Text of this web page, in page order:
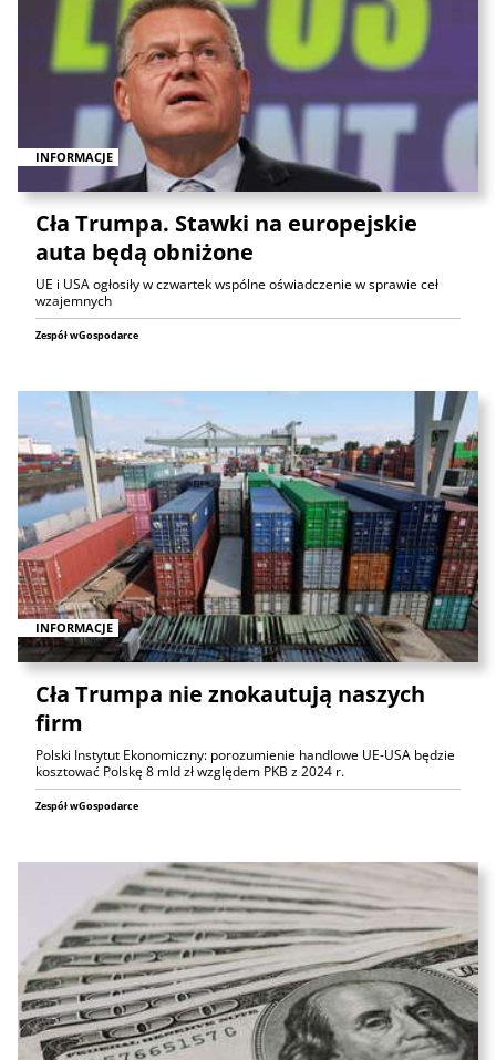
INFORMACJE
Cła Trumpa. Stawki na europejskie
auta będą obniżone
UE i USA ogłosiły w czwartek wspólne oświadczenie w sprawie ceł
wzajemnych
Zespół wGospodarce
INFORMACJE
Cła Trumpa nie znokautują naszych
firm
Polski Instytut Ekonomiczny: porozumienie handlowe UE-USA będzie
kosztować Polskę 8 mld zł względem PKB z 2024 r.
Zespół wGospodarce